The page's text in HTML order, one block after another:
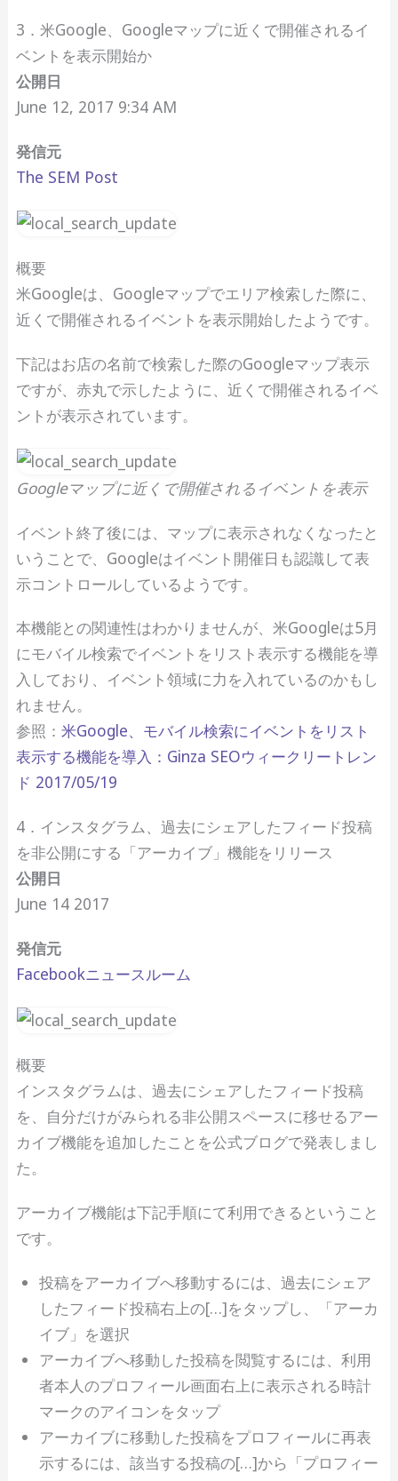
3．米Google、Googleマップに近くで開催されるイ
ベントを表示開始か
公開日
June 12, 2017 9:34 AM
発信元
The SEM Post
概要
米Googleは、Googleマップでエリア検索した際に、
近くで開催されるイベントを表示開始したようです。
下記はお店の名前で検索した際のGoogleマップ表示
ですが、赤丸で示したように、近くで開催されるイベ
ントが表示されています。
Googleマップに近くで開催されるイベントを表示
イベント終了後には、マップに表示されなくなったと
いうことで、Googleはイベント開催日も認識して表
示コントロールしているようです。
本機能との関連性はわかりませんが、米Googleは5月
にモバイル検索でイベントをリスト表示する機能を導
入しており、イベント領域に力を入れているのかもし
れません。
参照： 米Google、モバイル検索にイベントをリスト
表示する機能を導入：Ginza SEOウィークリートレン
ド 2017/05/19
4．インスタグラム、過去にシェアしたフィード投稿
を非公開にする「アーカイブ」機能をリリース
公開日
June 14 2017
発信元
Facebookニュースルーム
概要
インスタグラムは、過去にシェアしたフィード投稿
を、自分だけがみられる非公開スペースに移せるアー
カイブ機能を追加したことを公式ブログで発表しまし
た。
アーカイブ機能は下記手順にて利用できるということ
です。
投稿をアーカイブへ移動するには、過去にシェア
したフィード投稿右上の[…]をタップし、「アーカ
イブ」を選択
アーカイブへ移動した投稿を閲覧するには、利用
者本人のプロフィール画面右上に表示される時計
マークのアイコンをタップ
アーカイブに移動した投稿をプロフィールに再表
示するには、該当する投稿の[…]から「プロフィー